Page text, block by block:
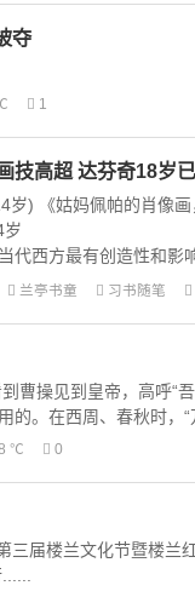
夺
1
技高超 达芬奇18岁
) 《姑妈佩帕的肖像画
西方最有创造性和影
朽的地位。他七岁时，
兰亭书童 习书随笔
操见到皇帝，高呼“吾
。在西周、春秋时，“
℃ 0
三届楼兰文化节暨楼